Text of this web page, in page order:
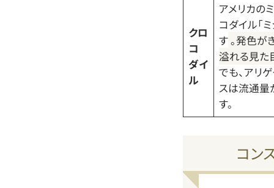
クロ
コ
ダイ
ル
アメリカの
コダイル「
す。発色が
溢れる見た
でも、アリ
スは流通量
す。
コン